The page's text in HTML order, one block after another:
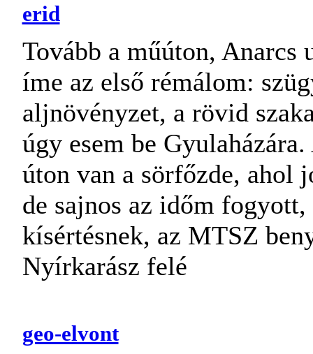
erid
Tovább a műúton, Anarcs
íme az első rémálom:
aljnövényzet, a rövid
úgy esem be
úton van a sörfőzde, ahol
de sajnos az időm
kísértésnek, az MTSZ
Nyírkarász felé
geo-elvont